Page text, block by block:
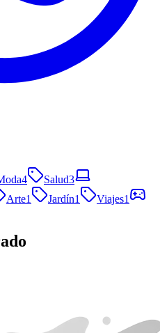
4 Salud3
Arte1 Jardín1 Viajes1